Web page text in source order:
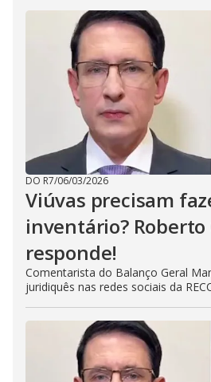
DO R7/06/03/2026
Viúvas precisam
inventário?
responde!
Comentarista do Balanço Geral
juridiquês nas redes sociais da